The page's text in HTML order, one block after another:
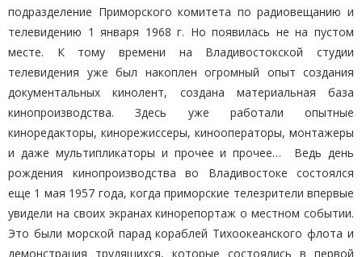
подразделение Приморского комитета по радиовещанию и
телевидению 1 января 1968 г. Но появилась не на пустом
месте. К тому времени на Владивостокской студии
телевидения уже был накоплен огромный опыт создания
документальных кинолент, создана материальная база
кинопроизводства. Здесь уже работали опытные
киноредакторы, кинорежиссеры, кинооператоры, монтажеры
и даже мультипликаторы и прочее и прочее… Ведь день
рождения кинопроизводства во Владивостоке состоялся
еще 1 мая 1957 года, когда приморские телезрители впервые
увидели на своих экранах кинорепортаж о местном событии.
Это были морской парад кораблей Тихоокеанского флота и
демонстрация трудящихся, которые состоялись в первой